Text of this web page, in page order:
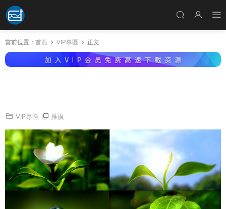
當前位置： 首頁 VIP專區 正文
VIP專區 推廣